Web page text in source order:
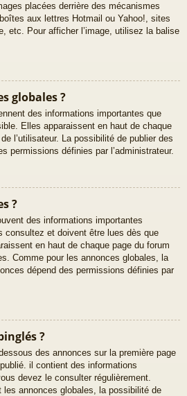
placées derrière des mécanismes
aux lettres Hotmail ou Yahoo!, sites
etc. Pour afficher l’image, utilisez la balise
globales ?
des informations importantes que
Elles apparaissent en haut de chaque
l’utilisateur. La possibilité de publier des
permissions définies par l’administrateur.
?
des informations importantes
consultez et doivent être lues dès que
en haut de chaque page du forum
Comme pour les annonces globales, la
dépend des permissions définies par
?
des annonces sur la première page
il contient des informations
devez le consulter régulièrement.
les annonces globales, la possibilité de